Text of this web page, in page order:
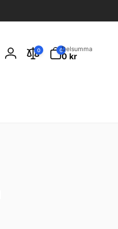
Logga
0 0
artiklar
Delsumma
0 kr